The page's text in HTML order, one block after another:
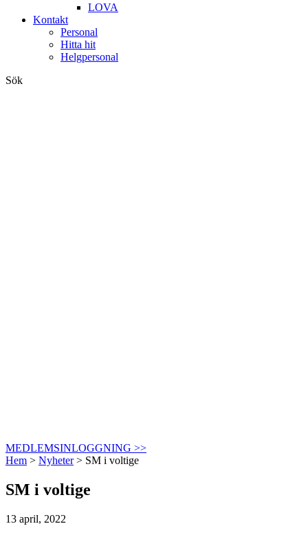
LOVA
Kontakt
Personal
Hitta hit
Helgpersonal
Sök
MEDLEMSINLOGGNING >>
Hem > Nyheter> SM i voltige
SM i voltige
13 april, 2022